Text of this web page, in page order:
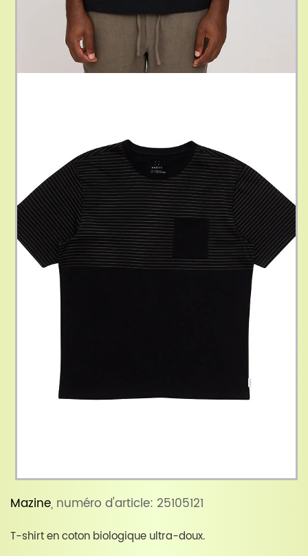
Mazine, numéro d'article: 25105121
T-shirt en coton biologique ultra-doux.